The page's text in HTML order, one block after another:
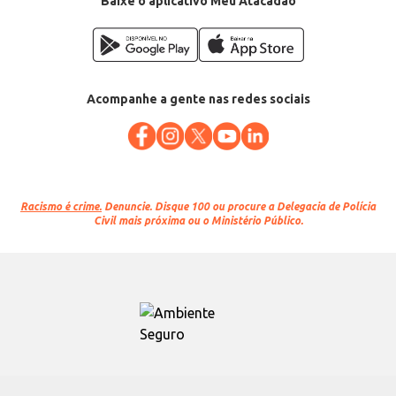
Acompanhe a gente nas redes sociais
Racismo é crime. Denuncie. Disque 100 ou procure a Delegacia de Polícia
Civil mais próxima ou o Ministério Público.